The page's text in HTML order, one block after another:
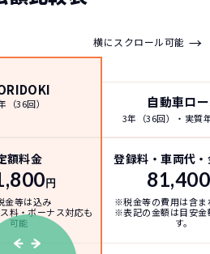
横にスクロール可能 →
（36回） 自動車ロ
3年（36回）・実質
額料金
円
金等は込み
料・ボーナス対応も
可能
登録料・車両代
81,400
※税金等の費用は含ま
※表記の金額は目安金
す。